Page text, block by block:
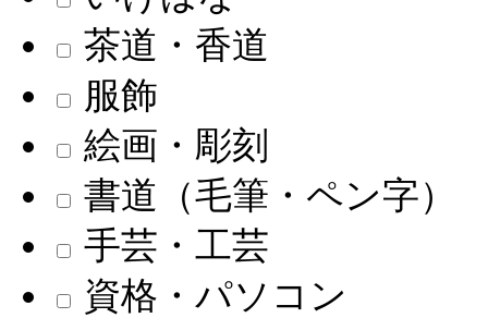
茶道・香道
服飾
絵画・彫刻
書道（毛筆・ペン字）
手芸・工芸
資格・パソコン